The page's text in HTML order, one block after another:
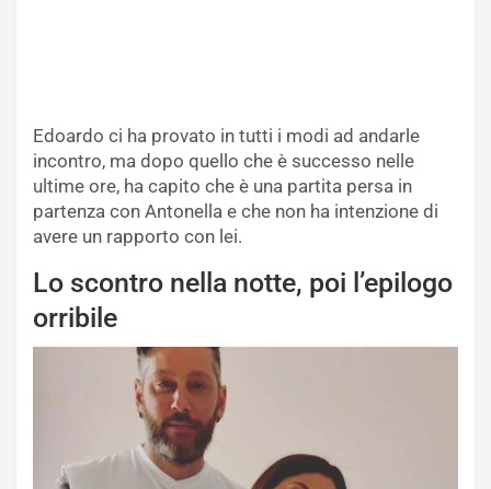
Edoardo ci ha provato in tutti i modi ad andarle
incontro, ma dopo quello che è successo nelle
ultime ore, ha capito che è una partita persa in
partenza con Antonella e che non ha intenzione di
avere un rapporto con lei.
Lo scontro nella notte, poi l’epilogo
orribile